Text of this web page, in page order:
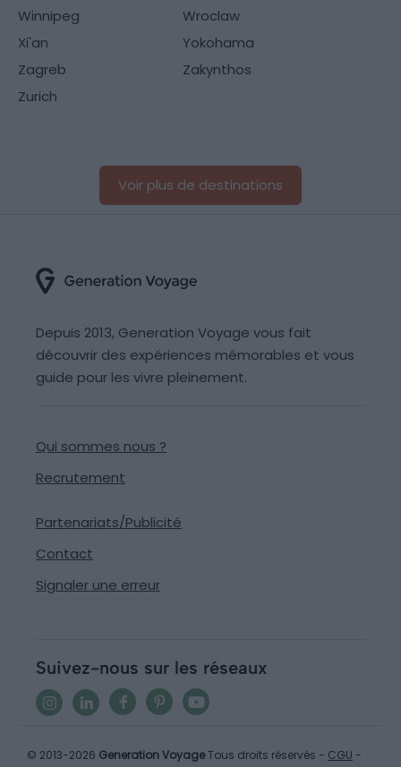
Winnipeg
Wroclaw
Xi'an
Yokohama
Zagreb
Zakynthos
Zurich
Voir plus de destinations
Depuis 2013, Generation Voyage vous fait
découvrir des expériences mémorables et vous
guide pour les vivre pleinement.
Qui sommes nous ?
Recrutement
Partenariats/Publicité
Contact
Signaler une erreur
Suivez-nous sur les réseaux
© 2013-2026 Generation VoyageTous droits réservés - CGU -